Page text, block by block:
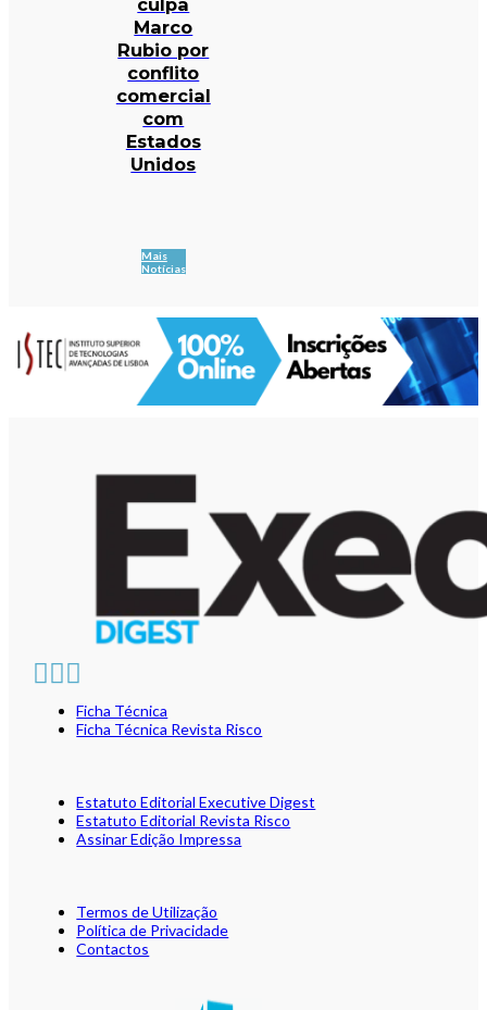
Marco
Rubio por
conflito
comercial
com
Estados
Unidos
Mais
Notícias
Ficha Técnica
Ficha Técnica Revista Risco
Estatuto Editorial Executive Digest
Estatuto Editorial Revista Risco
Assinar Edição Impressa
Termos de Utilização
Política de Privacidade
Contactos